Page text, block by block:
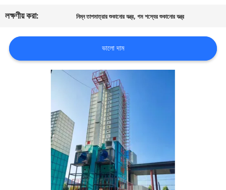
উদ্ধৃতির
লক্ষণীয় করা: নিম্ন তাপমাত্রার শুকানোর যন্ত্র,গম শস্যের শুকানোর যন্ত্র
ভালো দাম